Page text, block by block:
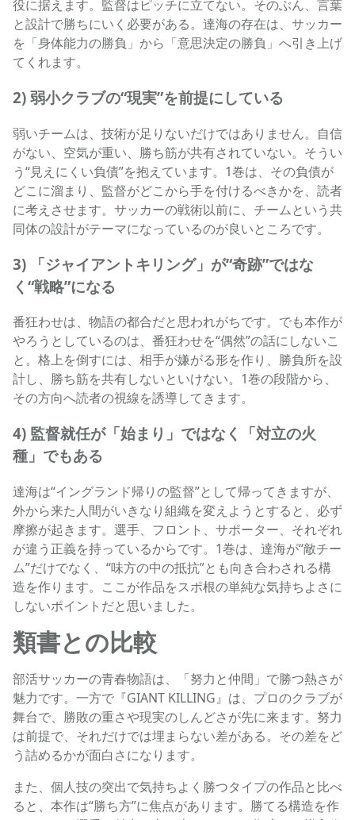
役に据えます。監督はピッチに立てない。そのぶん、言葉
と設計で勝ちにいく必要がある。達海の存在は、サッカー
を「身体能力の勝負」から「意思決定の勝負」へ引き上げ
てくれます。
2) 弱小クラブの“現実”を前提にしている
弱いチームは、技術が足りないだけではありません。自信
がない、空気が重い、勝ち筋が共有されていない。そうい
う“見えにくい負債”を抱えています。1巻は、その負債が
どこに溜まり、監督がどこから手を付けるべきかを、読者
に考えさせます。サッカーの戦術以前に、チームという共
同体の設計がテーマになっているのが良いところです。
3) 「ジャイアントキリング」が“奇跡”ではな
く“戦略”になる
番狂わせは、物語の都合だと思われがちです。でも本作が
やろうとしているのは、番狂わせを“偶然”の話にしないこ
と。格上を倒すには、相手が嫌がる形を作り、勝負所を設
計し、勝ち筋を共有しないといけない。1巻の段階から、
その方向へ読者の視線を誘導してきます。
4) 監督就任が「始まり」ではなく「対立の火
種」でもある
達海は“イングランド帰りの監督”として帰ってきますが、
外から来た人間がいきなり組織を変えようとすると、必ず
摩擦が起きます。選手、フロント、サポーター、それぞれ
が違う正義を持っているからです。1巻は、達海が“敵チー
ム”だけでなく、“味方の中の抵抗”とも向き合わされる構
造を作ります。ここが作品をスポ根の単純な気持ちよさに
しないポイントだと思いました。
類書との比較
部活サッカーの青春物語は、「努力と仲間」で勝つ熱さが
魅力です。一方で『GIANT KILLING』は、プロのクラブが
舞台で、勝敗の重さや現実のしんどさが先に来ます。努力
は前提で、それだけでは埋まらない差がある。その差をど
う詰めるかが面白さになります。
また、個人技の突出で気持ちよく勝つタイプの作品と比べ
ると、本作は“勝ち方”に焦点があります。勝てる構造を作